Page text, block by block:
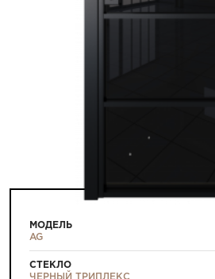
МОДЕЛЬ
AG
СТЕКЛО
ЧЕРНЫЙ ТРИПЛЕКС